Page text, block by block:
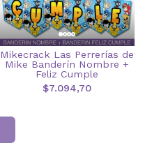
Mikecrack Las Perrerías de
Mike Banderín Nombre +
Feliz Cumple
$7.094,70